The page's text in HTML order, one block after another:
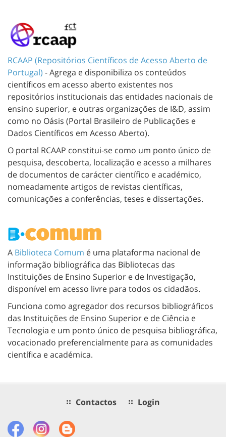
RCAAP (Repositórios Científicos de Acesso Aberto de
Portugal) - Agrega e disponibiliza os conteúdos
científicos em acesso aberto existentes nos
repositórios institucionais das entidades nacionais de
ensino superior, e outras organizações de I&D, assim
como no Oásis (Portal Brasileiro de Publicações e
Dados Científicos em Acesso Aberto).
O portal RCAAP constitui-se como um ponto único de
pesquisa, descoberta, localização e acesso a milhares
de documentos de carácter científico e académico,
nomeadamente artigos de revistas científicas,
comunicações a conferências, teses e dissertações.
A Biblioteca Comum é uma plataforma nacional de
informação bibliográfica das Bibliotecas das
Instituições de Ensino Superior e de Investigação,
disponível em acesso livre para todos os cidadãos.
Funciona como agregador dos recursos bibliográficos
das Instituições de Ensino Superior e de Ciência e
Tecnologia e um ponto único de pesquisa bibliográfica,
vocacionado preferencialmente para as comunidades
científica e académica.
Contactos Login